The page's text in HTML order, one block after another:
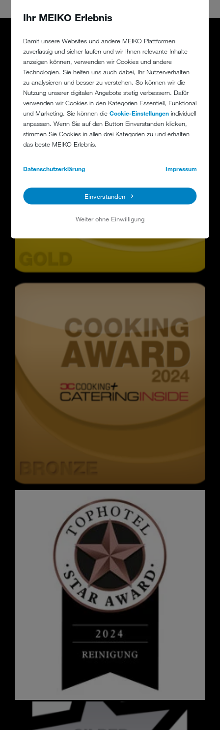
Ihr MEIKO Erlebnis
Damit unsere Websites und andere MEIKO Plattformen
zuverlässig und sicher laufen und wir Ihnen relevante Inhalte
anzeigen können, verwenden wir Cookies und andere
Technologien. Sie helfen uns auch dabei, Ihr Nutzerverhalten
zu analysieren und besser zu verstehen. So können wir die
Nutzung unserer digitalen Angebote stetig verbessern. Dafür
verwenden wir Cookies in den Kategorien Essentiell, Funktional
und Marketing. Sie können dieCookie-Einstellungen individuell
anpassen. Wenn Sie auf den Button Einverstanden klicken,
stimmen Sie Cookies in allen drei Kategorien zu und erhalten
das beste MEIKO Erlebnis.
Datenschutzerklärung Impressum
Einverstanden
Weiter ohne Einwilligung